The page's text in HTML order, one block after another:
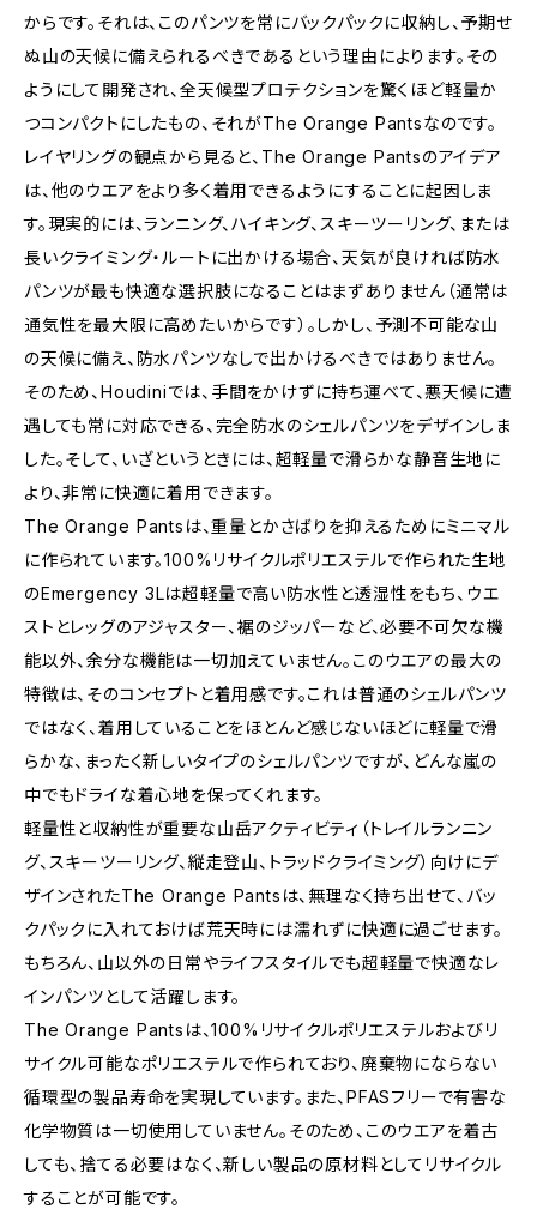
からです。それは、このパンツを常にバックパックに収納し、予期せ
ぬ山の天候に備えられるべきであるという理由によります。その
ようにして開発され、全天候型プロテクションを驚くほど軽量か
つコンパクトにしたもの、それがThe Orange Pantsなのです。
レイヤリングの観点から見ると、The Orange Pantsのアイデア
は、他のウエアをより多く着用できるようにすることに起因しま
す。現実的には、ランニング、ハイキング、スキーツーリング、または
長いクライミング・ルートに出かける場合、天気が良ければ防水
パンツが最も快適な選択肢になることはまずありません（通常は
通気性を最大限に高めたいからです）。しかし、予測不可能な山
の天候に備え、防水パンツなしで出かけるべきではありません。
そのため、Houdiniでは、手間をかけずに持ち運べて、悪天候に遭
遇しても常に対応できる、完全防水のシェルパンツをデザインしま
した。そして、いざというときには、超軽量で滑らかな静音生地に
より、非常に快適に着用できます。
The Orange Pantsは、重量とかさばりを抑えるためにミニマル
に作られています。100%リサイクルポリエステルで作られた生地
のEmergency 3Lは超軽量で高い防水性と透湿性をもち、ウエ
ストとレッグのアジャスター、裾のジッパーなど、必要不可欠な機
能以外、余分な機能は一切加えていません。このウエアの最大の
特徴は、そのコンセプトと着用感です。これは普通のシェルパンツ
ではなく、着用していることをほとんど感じないほどに軽量で滑
らかな、まったく新しいタイプのシェルパンツですが、どんな嵐の
中でもドライな着心地を保ってくれます。
軽量性と収納性が重要な山岳アクティビティ（トレイルランニン
グ、スキーツーリング、縦走登山、トラッドクライミング）向けにデ
ザインされたThe Orange Pantsは、無理なく持ち出せて、バッ
クパックに入れておけば荒天時には濡れずに快適に過ごせます。
もちろん、山以外の日常やライフスタイルでも超軽量で快適なレ
インパンツとして活躍します。
The Orange Pantsは、100%リサイクルポリエステルおよびリ
サイクル可能なポリエステルで作られており、廃棄物にならない
循環型の製品寿命を実現しています。また、PFASフリーで有害な
化学物質は一切使用していません。そのため、このウエアを着古
しても、捨てる必要はなく、新しい製品の原材料としてリサイクル
することが可能です。